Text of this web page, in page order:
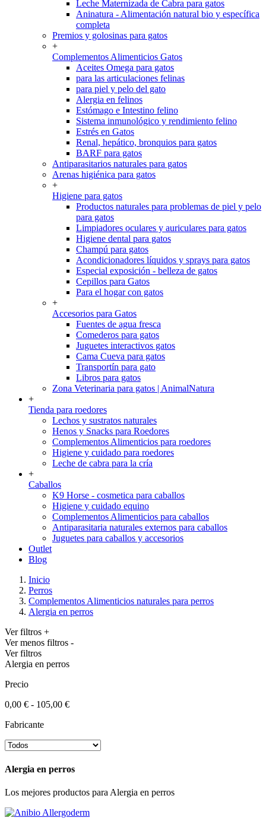
Leche Maternizada de Cabra para gatos
Aninatura - Alimentación natural bio y específica
completa
Premios y golosinas para gatos
+
Complementos Alimenticios Gatos
Aceites Omega para gatos
para las articulaciones felinas
para piel y pelo del gato
Alergia en felinos
Estómago e Intestino felino
Sistema inmunológico y rendimiento felino
Estrés en Gatos
Renal, hepático, bronquios para gatos
BARF para gatos
Antiparasitarios naturales para gatos
Arenas higiénica para gatos
+
Higiene para gatos
Productos naturales para problemas de piel y pelo
para gatos
Limpiadores oculares y auriculares para gatos
Higiene dental para gatos
Champú para gatos
Acondicionadores líquidos y sprays para gatos
Especial exposición - belleza de gatos
Cepillos para Gatos
Para el hogar con gatos
+
Accesorios para Gatos
Fuentes de agua fresca
Comederos para gatos
Juguetes interactivos gatos
Cama Cueva para gatos
Transportín para gato
Libros para gatos
Zona Veterinaria para gatos | AnimalNatura
+
Tienda para roedores
Lechos y sustratos naturales
Henos y Snacks para Roedores
Complementos Alimenticios para roedores
Higiene y cuidado para roedores
Leche de cabra para la cría
+
Caballos
K9 Horse - cosmetica para caballos
Higiene y cuidado equino
Complementos Alimenticios para caballos
Antiparasitaria naturales externos para caballos
Juguetes para caballos y accesorios
Outlet
Blog
Inicio
Perros
Complementos Alimenticios naturales para perros
Alergia en perros
Ver filtros +
Ver menos filtros -
Ver filtros
Alergia en perros
Precio
0,00 € - 105,00 €
Fabricante
Alergia en perros
Los mejores productos para Alergia en perros